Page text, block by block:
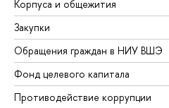
Корпуса и общежития
Закупки
Обращения граждан в НИУ ВШЭ
Фонд целевого капитала
Противодействие коррупции